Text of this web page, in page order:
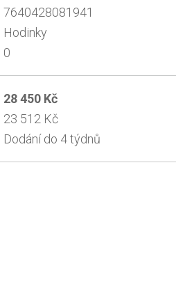
7640428081941
Hodinky
0
28 450 Kč
23 512 Kč
Dodání do 4 týdnů